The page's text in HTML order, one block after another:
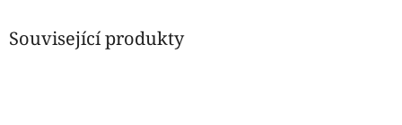
Související produkty